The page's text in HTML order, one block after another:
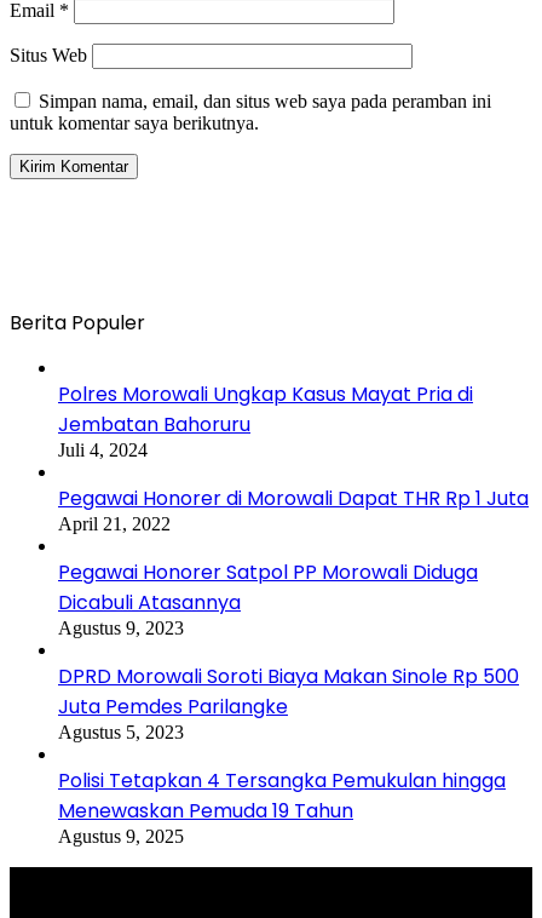
Email *
Situs Web
Simpan nama, email, dan situs web saya pada peramban ini
untuk komentar saya berikutnya.
Berita Populer
Polres Morowali Ungkap Kasus Mayat Pria di
Jembatan Bahoruru
Juli 4, 2024
Pegawai Honorer di Morowali Dapat THR Rp 1 Juta
April 21, 2022
Pegawai Honorer Satpol PP Morowali Diduga
Dicabuli Atasannya
Agustus 9, 2023
DPRD Morowali Soroti Biaya Makan Sinole Rp 500
Juta Pemdes Parilangke
Agustus 5, 2023
Polisi Tetapkan 4 Tersangka Pemukulan hingga
Menewaskan Pemuda 19 Tahun
Agustus 9, 2025